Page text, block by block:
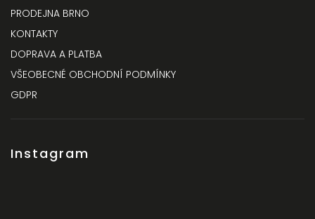
PRODEJNA BRNO
KONTAKTY
DOPRAVA A PLATBA
VŠEOBECNÉ OBCHODNÍ PODMÍNKY
GDPR
Instagram